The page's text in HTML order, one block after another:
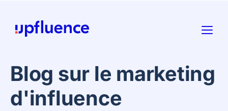
Blog sur le marketing
d'influence